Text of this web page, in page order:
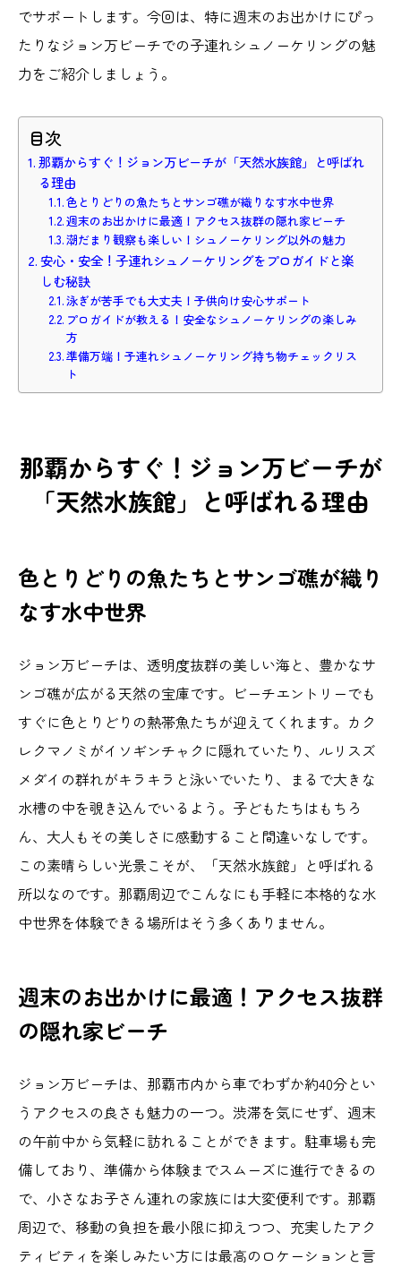
でサポートします。今回は、特に週末のお出かけにぴっ
たりなジョン万ビーチでの子連れシュノーケリングの魅
力をご紹介しましょう。
目次
那覇からすぐ！ジョン万ビーチが「天然水族館」と呼ばれ
る理由
色とりどりの魚たちとサンゴ礁が織りなす水中世界
週末のお出かけに最適！アクセス抜群の隠れ家ビーチ
潮だまり観察も楽しい！シュノーケリング以外の魅力
安心・安全！子連れシュノーケリングをプロガイドと楽
しむ秘訣
泳ぎが苦手でも大丈夫！子供向け安心サポート
プロガイドが教える！安全なシュノーケリングの楽しみ
方
準備万端！子連れシュノーケリング持ち物チェックリス
ト
那覇からすぐ！ジョン万ビーチが
「天然水族館」と呼ばれる理由
色とりどりの魚たちとサンゴ礁が織り
なす水中世界
ジョン万ビーチは、透明度抜群の美しい海と、豊かなサ
ンゴ礁が広がる天然の宝庫です。ビーチエントリーでも
すぐに色とりどりの熱帯魚たちが迎えてくれます。カク
レクマノミがイソギンチャクに隠れていたり、ルリスズ
メダイの群れがキラキラと泳いでいたり、まるで大きな
水槽の中を覗き込んでいるよう。子どもたちはもちろ
ん、大人もその美しさに感動すること間違いなしです。
この素晴らしい光景こそが、「天然水族館」と呼ばれる
所以なのです。那覇周辺でこんなにも手軽に本格的な水
中世界を体験できる場所はそう多くありません。
週末のお出かけに最適！アクセス抜群
の隠れ家ビーチ
ジョン万ビーチは、那覇市内から車でわずか約40分とい
うアクセスの良さも魅力の一つ。渋滞を気にせず、週末
の午前中から気軽に訪れることができます。駐車場も完
備しており、準備から体験までスムーズに進行できるの
で、小さなお子さん連れの家族には大変便利です。那覇
周辺で、移動の負担を最小限に抑えつつ、充実したアク
ティビティを楽しみたい方には最高のロケーションと言